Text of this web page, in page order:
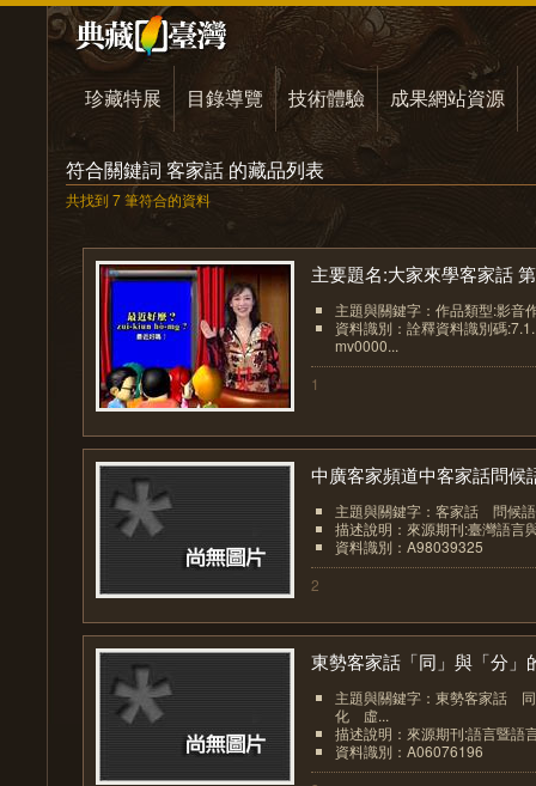
珍藏特展 目錄導覽 技術體驗 成果網站資源
符合關鍵詞 客家話 的藏品列表
共找到 7 筆符合的資料
主要題名:大家來學客家話
主題與關鍵字：作品類型:影音
資料識別：詮釋資料識別碼
mv0000...
1
中廣客家頻道中客家話問候
主題與關鍵字：客家話 問候語
描述說明：來源期刊:臺灣語言
資料識別：A98039325
2
東勢客家話「同」與「分」
主題與關鍵字：東勢客家
化 虛...
描述說明：來源期刊:語言暨語
資料識別：A06076196